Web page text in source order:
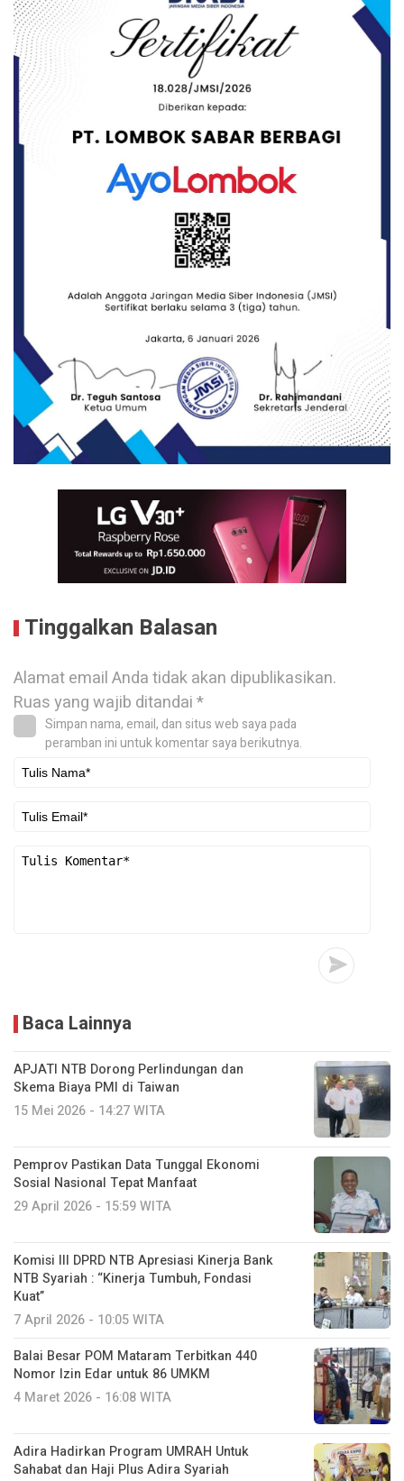
Tinggalkan Balasan
Alamat email Anda tidak akan dipublikasikan.
Ruas yang wajib ditandai*
Simpan nama, email, dan situs web saya pada
peramban ini untuk komentar saya berikutnya.
Baca Lainnya
APJATI NTB Dorong Perlindungan dan
Skema Biaya PMI di Taiwan
15 Mei 2026 - 14:27 WITA
Pemprov Pastikan Data Tunggal Ekonomi
Sosial Nasional Tepat Manfaat
29 April 2026 - 15:59 WITA
Komisi III DPRD NTB Apresiasi Kinerja Bank
NTB Syariah : “Kinerja Tumbuh, Fondasi
Kuat”
7 April 2026 - 10:05 WITA
Balai Besar POM Mataram Terbitkan 440
Nomor Izin Edar untuk 86 UMKM
4 Maret 2026 - 16:08 WITA
Adira Hadirkan Program UMRAH Untuk
Sahabat dan Haji Plus Adira Syariah